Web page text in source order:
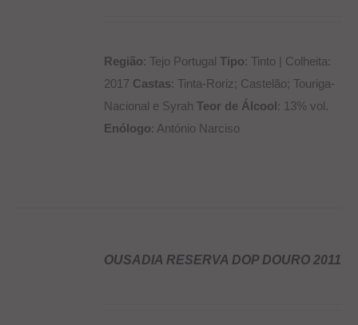
Região: Tejo PortugalTipo: Tinto | Colheita:
2017 Castas: Tinta-Roriz; Castelão; Touriga-
Nacional e SyrahTeor de Álcool: 13% vol.
Enólogo: António Narciso
OUSADIA RESERVA DOP DOURO 2011